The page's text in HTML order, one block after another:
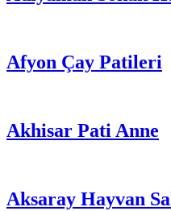
Afyon Çay Patileri
Akhisar Pati Anne
Aksaray Hayvan